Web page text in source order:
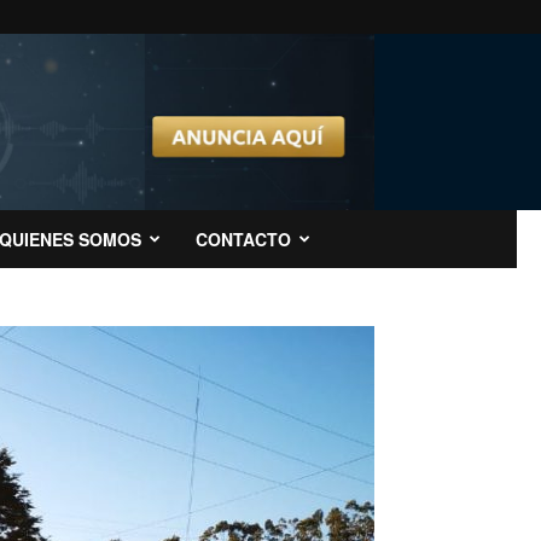
QUIENES SOMOS CONTACTO